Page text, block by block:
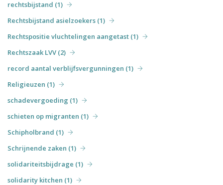
rechtsbijstand (1)
Rechtsbijstand asielzoekers (1)
Rechtspositie vluchtelingen aangetast (1)
Rechtszaak LVV (2)
record aantal verblijfsvergunningen (1)
Religieuzen (1)
schadevergoeding (1)
schieten op migranten (1)
Schipholbrand (1)
Schrijnende zaken (1)
solidariteitsbijdrage (1)
solidarity kitchen (1)